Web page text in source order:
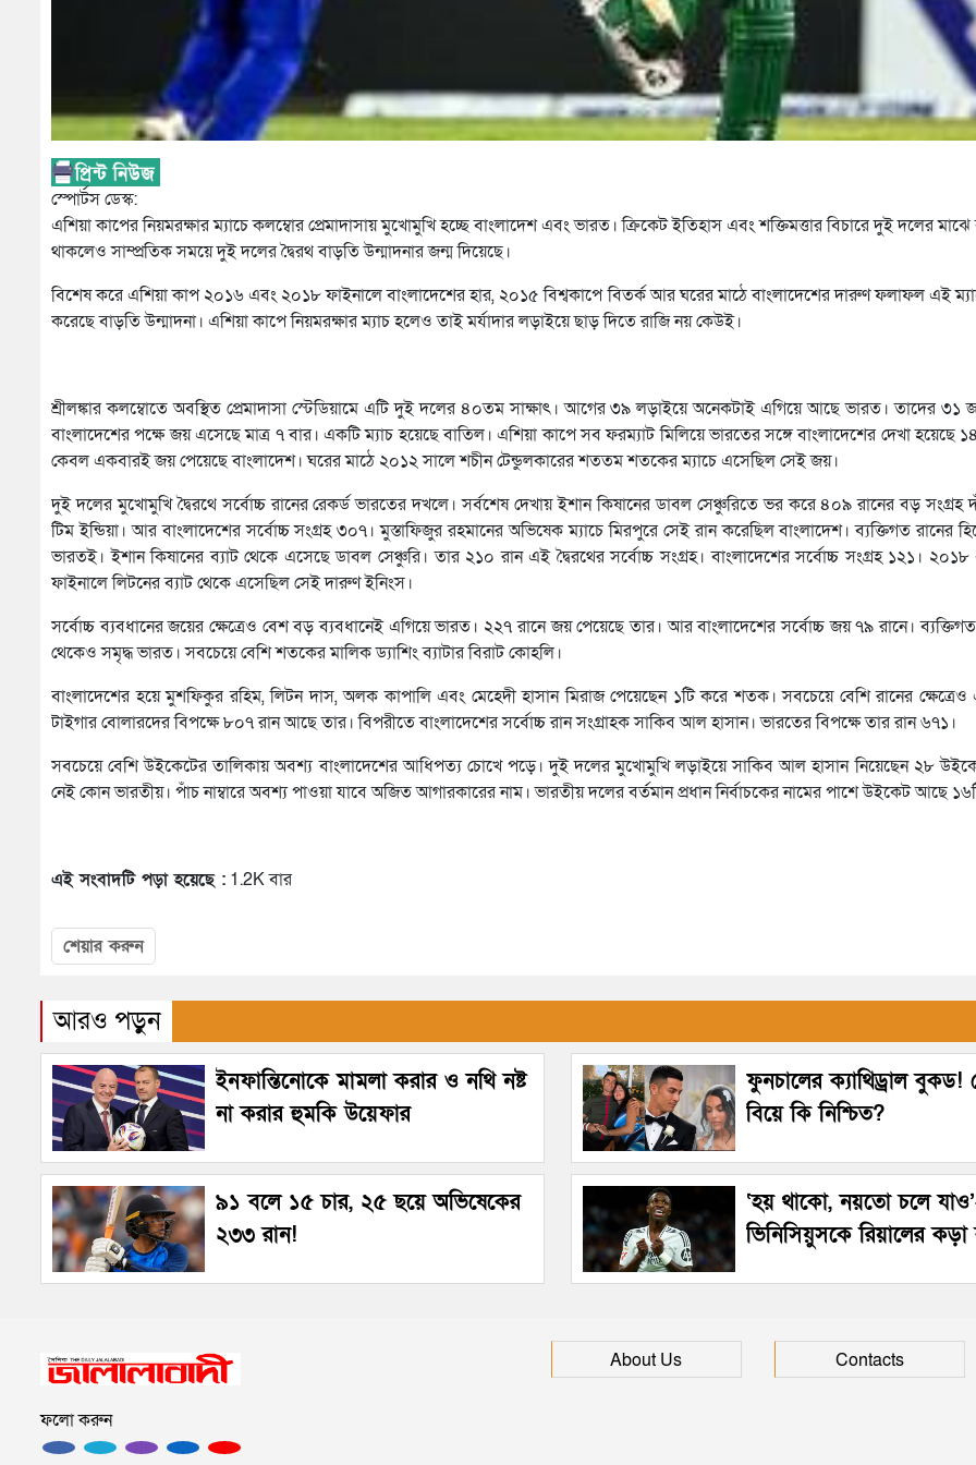
স্পোর্টস ডেস্ক:
এশিয়া কাপের নিয়মরক্ষার ম্যাচে কলম্বোর প্রেমাদাসায় মুখোমুখি হচ্ছে বাংলাদেশ এবং ভারত। ক্রিকেট ইতিহাস এবং শক্তিমত্তার বিচারে দুই দলের মাঝে
থাকলেও সাম্প্রতিক সময়ে দুই দলের দ্বৈরথ বাড়তি উন্মাদনার জন্ম দিয়েছে।
বিশেষ করে এশিয়া কাপ ২০১৬ এবং ২০১৮ ফাইনালে বাংলাদেশের হার, ২০১৫ বিশ্বকাপে বিতর্ক আর ঘরের মাঠে বাংলাদেশের দারুণ ফলাফল এই
করেছে বাড়তি উন্মাদনা। এশিয়া কাপে নিয়মরক্ষার ম্যাচ হলেও তাই মর্যাদার লড়াইয়ে ছাড় দিতে রাজি নয় কেউই।
শ্রীলঙ্কার কলম্বোতে অবস্থিত প্রেমাদাসা স্টেডিয়ামে এটি দুই দলের ৪০তম সাক্ষাৎ। আগের ৩৯ লড়াইয়ে অনেকটাই এগিয়ে আছে ভারত। তাদের ৩১
বাংলাদেশের পক্ষে জয় এসেছে মাত্র ৭ বার। একটি ম্যাচ হয়েছে বাতিল। এশিয়া কাপে সব ফরম্যাট মিলিয়ে ভারতের সঙ্গে বাংলাদেশের দেখা হয়েছে
কেবল একবারই জয় পেয়েছে বাংলাদেশ। ঘরের মাঠে ২০১২ সালে শচীন টেন্ডুলকারের শততম শতকের ম্যাচে এসেছিল সেই জয়।
দুই দলের মুখোমুখি দ্বৈরথে সর্বোচ্চ রানের রেকর্ড ভারতের দখলে। সর্বশেষ দেখায় ইশান কিষানের ডাবল সেঞ্চুরিতে ভর করে ৪০৯ রানের বড় সংগ্রহ
টিম ইন্ডিয়া। আর বাংলাদেশের সর্বোচ্চ সংগ্রহ ৩০৭। মুস্তাফিজুর রহমানের অভিষেক ম্যাচে মিরপুরে সেই রান করেছিল বাংলাদেশ। ব্যক্তিগত রানের
ভারতই। ইশান কিষানের ব্যাট থেকে এসেছে ডাবল সেঞ্চুরি। তার ২১০ রান এই দ্বৈরথের সর্বোচ্চ সংগ্রহ। বাংলাদেশের সর্বোচ্চ সংগ্রহ ১২১।
ফাইনালে লিটনের ব্যাট থেকে এসেছিল সেই দারুণ ইনিংস।
সর্বোচ্চ ব্যবধানের জয়ের ক্ষেত্রেও বেশ বড় ব্যবধানেই এগিয়ে ভারত। ২২৭ রানে জয় পেয়েছে তার। আর বাংলাদেশের সর্বোচ্চ জয় ৭৯ রানে।
থেকেও সমৃদ্ধ ভারত। সবচেয়ে বেশি শতকের মালিক ড্যাশিং ব্যাটার বিরাট কোহলি।
বাংলাদেশের হয়ে মুশফিকুর রহিম, লিটন দাস, অলক কাপালি এবং মেহেদী হাসান মিরাজ পেয়েছেন ১টি করে শতক। সবচেয়ে বেশি রানের ক্ষেত্রেও
টাইগার বোলারদের বিপক্ষে ৮০৭ রান আছে তার। বিপরীতে বাংলাদেশের সর্বোচ্চ রান সংগ্রাহক সাকিব আল হাসান। ভারতের বিপক্ষে তার রান ৬৭১।
সবচেয়ে বেশি উইকেটের তালিকায় অবশ্য বাংলাদেশের আধিপত্য চোখে পড়ে। দুই দলের মুখোমুখি লড়াইয়ে সাকিব আল হাসান নিয়েছেন ২৮
নেই কোন ভারতীয়। পাঁচ নাম্বারে অবশ্য পাওয়া যাবে অজিত আগারকারের নাম। ভারতীয় দলের বর্তমান প্রধান নির্বাচকের নামের পাশে উইকেট আছে
এই সংবাদটি পড়া হয়েছে : 1.2K বার
শেয়ার করুন
আরও পড়ুন
ইনফান্তিনোকে মামলা করার ও নথি নষ্ট
না করার হুমকি উয়েফার
ফুনচালের ক্যাথিড্রাল
বিয়ে কি নিশ্চিত?
৯১ বলে ১৫ চার, ২৫ ছয়ে অভিষেকের
২৩৩ রান!
‘হয় থাকো, নয়তো চলে
ভিনিসিয়ুসকে রিয়ালের কড়া
ফলো করুন
About Us Contacts